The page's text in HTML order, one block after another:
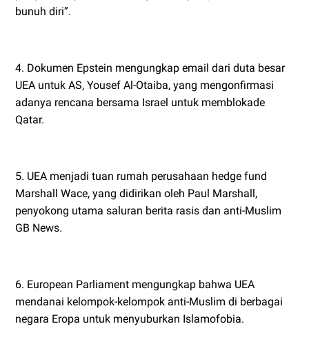
bunuh diri”.
4. Dokumen Epstein mengungkap email dari duta besar
UEA untuk AS, Yousef Al-Otaiba, yang mengonfirmasi
adanya rencana bersama Israel untuk memblokade
Qatar.
5. UEA menjadi tuan rumah perusahaan hedge fund
Marshall Wace, yang didirikan oleh Paul Marshall,
penyokong utama saluran berita rasis dan anti-Muslim
GB News.
6. European Parliament mengungkap bahwa UEA
mendanai kelompok-kelompok anti-Muslim di berbagai
negara Eropa untuk menyuburkan Islamofobia.